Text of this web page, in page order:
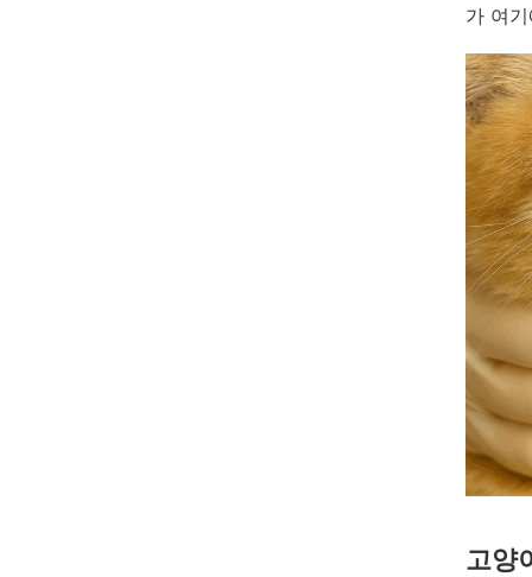
가 여
고양